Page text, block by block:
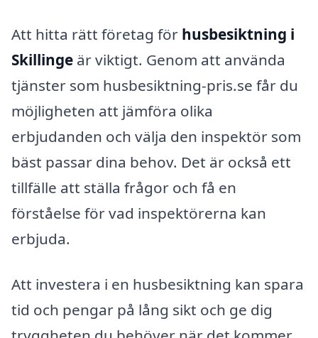
Att hitta rätt företag för husbesiktning i
Skillinge är viktigt. Genom att använda
tjänster som husbesiktning-pris.se får du
möjligheten att jämföra olika
erbjudanden och välja den inspektör som
bäst passar dina behov. Det är också ett
tillfälle att ställa frågor och få en
förståelse för vad inspektörerna kan
erbjuda.
Att investera i en husbesiktning kan spara
tid och pengar på lång sikt och ge dig